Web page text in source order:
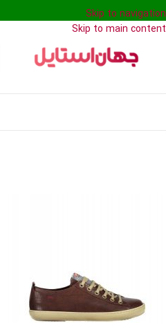
Skip to navigation
Skip to main content